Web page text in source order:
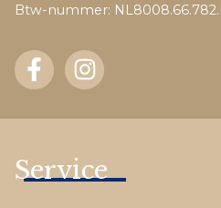
Btw-nummer:
Service